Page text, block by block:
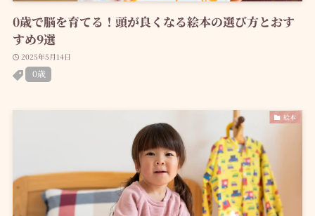
0歳で脳を育てる！頭が良くなる絵本の選び方とおす
すめ9選
2025年5月14日
0歳
絵本